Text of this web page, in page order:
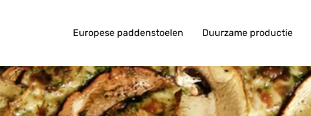
Europese paddenstoelen Duurzame productie